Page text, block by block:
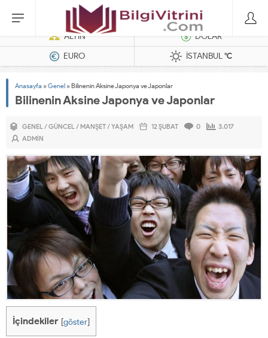
Dizel Jeneratörler
ALTIN
DOLAR
EURO
İSTANBUL°C
Anasayfa »Genel »Bilinenin Aksine Japonya ve Japonlar
Bilinenin Aksine Japonya ve Japonlar
GENEL/GÜNCEL/ MANŞET/YAŞAM 12 ŞUBAT 0
3.017
ADMIN
İçindekiler [göster]